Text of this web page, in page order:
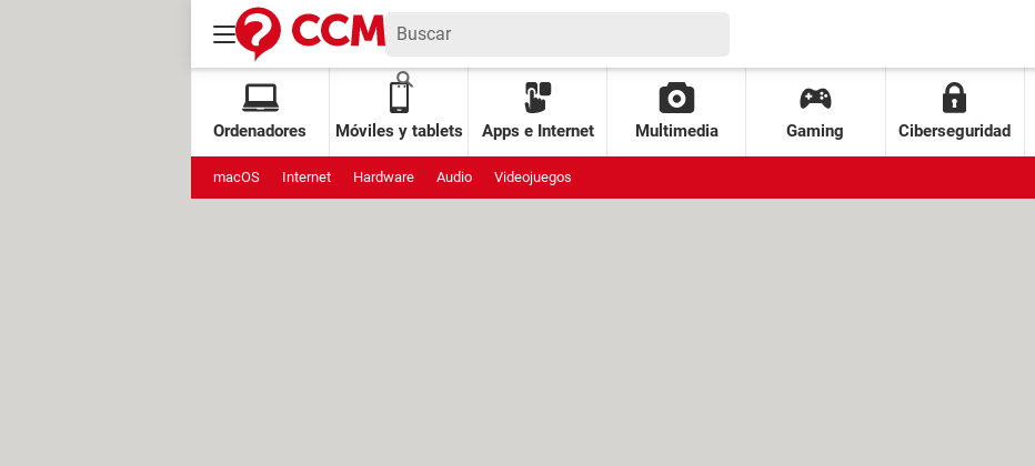
Ordenadores Móviles y tablets Apps e Internet Multimedia Gaming Ciberseguridad
macOS Internet Hardware Audio Videojuegos